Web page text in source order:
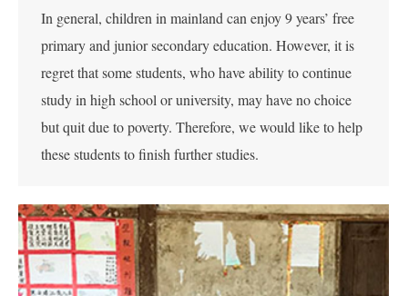
In general, children in mainland can enjoy 9 years’ free
primary and junior secondary education. However, it is
regret that some students, who have ability to continue
study in high school or university, may have no choice
but quit due to poverty. Therefore, we would like to help
these students to finish further studies.